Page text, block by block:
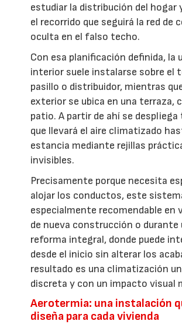
estudiar la distribución del hogar
el recorrido que seguirá la red de
oculta en el falso techo.
Con esa planificación definida, la
interior suele instalarse sobre el
pasillo o distribuidor, mientras
exterior se ubica en una terraza,
patio. A partir de ahí se despliega
que llevará el aire climatizado
estancia mediante rejillas
invisibles.
Precisamente porque necesita
alojar los conductos, este
especialmente recomendable en
de nueva construcción o durante
reforma integral, donde puede
desde el inicio sin alterar los
resultado es una climatización
discreta y con un impacto visual
Aerotermia: una instalación
diseña para cada vivienda